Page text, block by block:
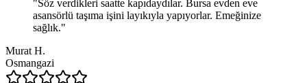
"Söz verdikleri saatte kapıdaydılar. Bursa evden eve
asansörlü taşıma işini layıkıyla yapıyorlar. Emeğinize
sağlık."
Murat H.
Osmangazi